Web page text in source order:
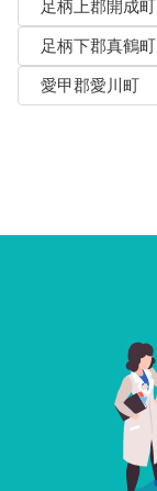
足柄上郡開成町
足柄下郡真鶴町
愛甲郡愛川町